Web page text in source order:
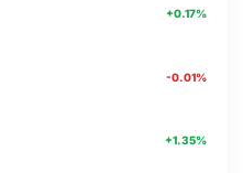
+0.17%
-0.01%
+1.35%